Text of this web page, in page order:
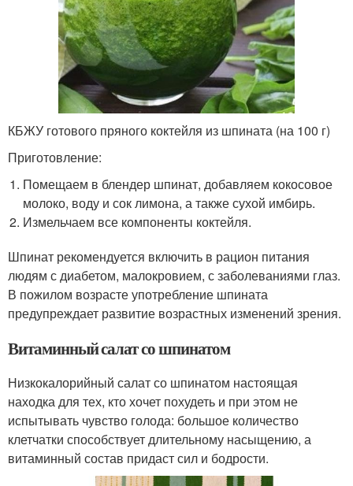
КБЖУ готового пряного коктейля из шпината (на 100 г)
Приготовление:
Помещаем в блендер шпинат, добавляем кокосовое
молоко, воду и сок лимона, а также сухой имбирь.
Измельчаем все компоненты коктейля.
Шпинат рекомендуется включить в рацион питания
людям с диабетом, малокровием, с заболеваниями глаз.
В пожилом возрасте употребление шпината
предупреждает развитие возрастных изменений зрения.
Витаминный салат со шпинатом
Низкокалорийный салат со шпинатом настоящая
находка для тех, кто хочет похудеть и при этом не
испытывать чувство голода: большое количество
клетчатки способствует длительному насыщению, а
витаминный состав придаст сил и бодрости.